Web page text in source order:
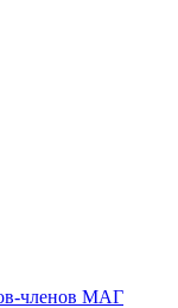
членов МАГ